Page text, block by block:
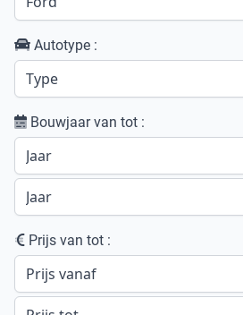
Autotype :
Bouwjaar van tot :
Prijs van tot :